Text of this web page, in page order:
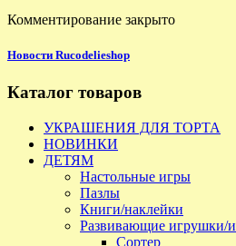
Комментирование закрыто
Новости Rucodelieshop
Каталог товаров
УКРАШЕНИЯ ДЛЯ ТОРТА
НОВИНКИ
ДЕТЯМ
Настольные игры
Пазлы
Книги/наклейки
Развивающие игрушки/
Сортер